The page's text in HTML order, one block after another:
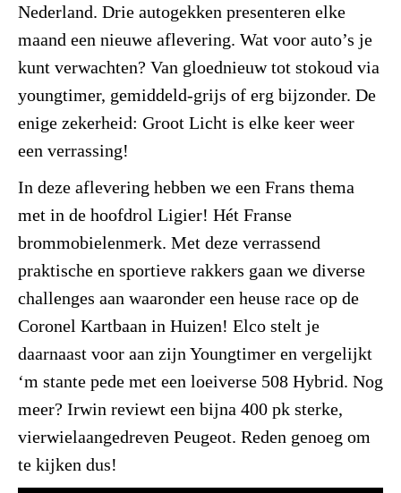
Nederland. Drie autogekken presenteren elke
maand een nieuwe aflevering. Wat voor auto’s je
kunt verwachten? Van gloednieuw tot stokoud via
youngtimer, gemiddeld-grijs of erg bijzonder. De
enige zekerheid: Groot Licht is elke keer weer
een verrassing!
In deze aflevering hebben we een Frans thema
met in de hoofdrol Ligier! Hét Franse
brommobielenmerk. Met deze verrassend
praktische en sportieve rakkers gaan we diverse
challenges aan waaronder een heuse race op de
Coronel Kartbaan in Huizen! Elco stelt je
daarnaast voor aan zijn Youngtimer en vergelijkt
‘m stante pede met een loeiverse 508 Hybrid. Nog
meer? Irwin reviewt een bijna 400 pk sterke,
vierwielaangedreven Peugeot. Reden genoeg om
te kijken dus!